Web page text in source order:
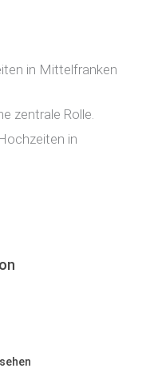
in Mittelfranken
zentrale Rolle.
in